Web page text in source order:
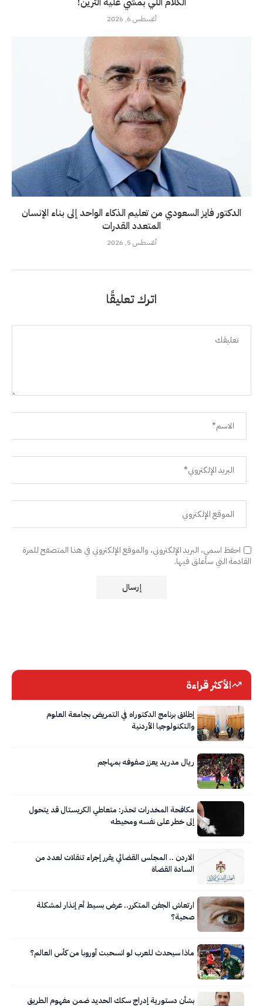
أغسطس 6, 2026
الدكتور فايز السعودي من تعليم الذكاء الواحد إلى بناء الإنسان
المتعدد القدرات
أغسطس 5, 2026
اترك تعليقًا
احفظ اسمي، البريد الإلكتروني، والموقع الإلكتروني في هذا المتصفح للمرة
القادمة التي سأعلق فيها.
الأكثر قراءة
إطلاق برنامج الدكتوراه في التمريض بجامعة العلوم
والتكنولوجيا الأردنية
ريال مدريد يعزز صفوفه بمهاجم
مكافحة المخدرات تحذر: متعاطي الكريستال قد يتحول
إلى خطر على نفسه ومحيطه
الاردن .. المجلس القضائي يقرر إجراء تنقلات لعدد من
السادة القضاة
ارتعاش الجفن المتكرر.. عرض بسيط أم إنذار لمشكلة
صحية؟
ماذا سيحدث للعرب لو انسحبت أوروبا من كأس العالم؟
بشأن دستورية إدراج سكك الحديد ضمن مفهوم الطريق